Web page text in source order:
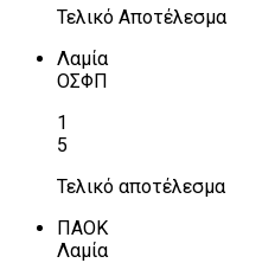
Τελικό Αποτέλεσμα
Λαμία
ΟΣΦΠ
1
5
Τελικό αποτέλεσμα
ΠΑΟΚ
Λαμία